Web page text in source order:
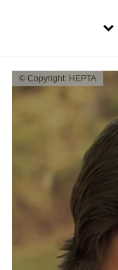
© Copyright: HEPTA